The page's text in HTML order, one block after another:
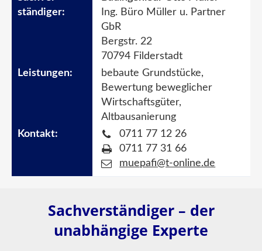
Ing. Büro Müller u. Partner
GbR
Bergstr. 22
70794 Filderstadt
bebaute Grundstücke,
Bewertung beweglicher
Wirtschaftsgüter,
Altbausanierung
0711 77 12 26
0711 77 31 66
muepafi@t-online.de
Sachverständiger – der
unabhängige Experte